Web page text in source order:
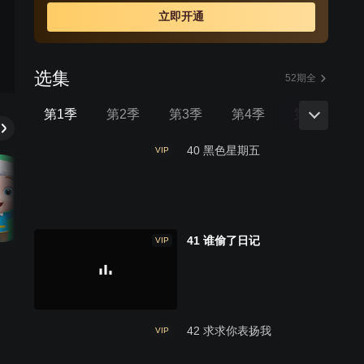
立即开通
选集 52期全
第1季 第2季 第3季 第4季 第5季
VIP 40 黑色星期五
VIP 41 谁偷了日记
VIP 42 求求你表扬我